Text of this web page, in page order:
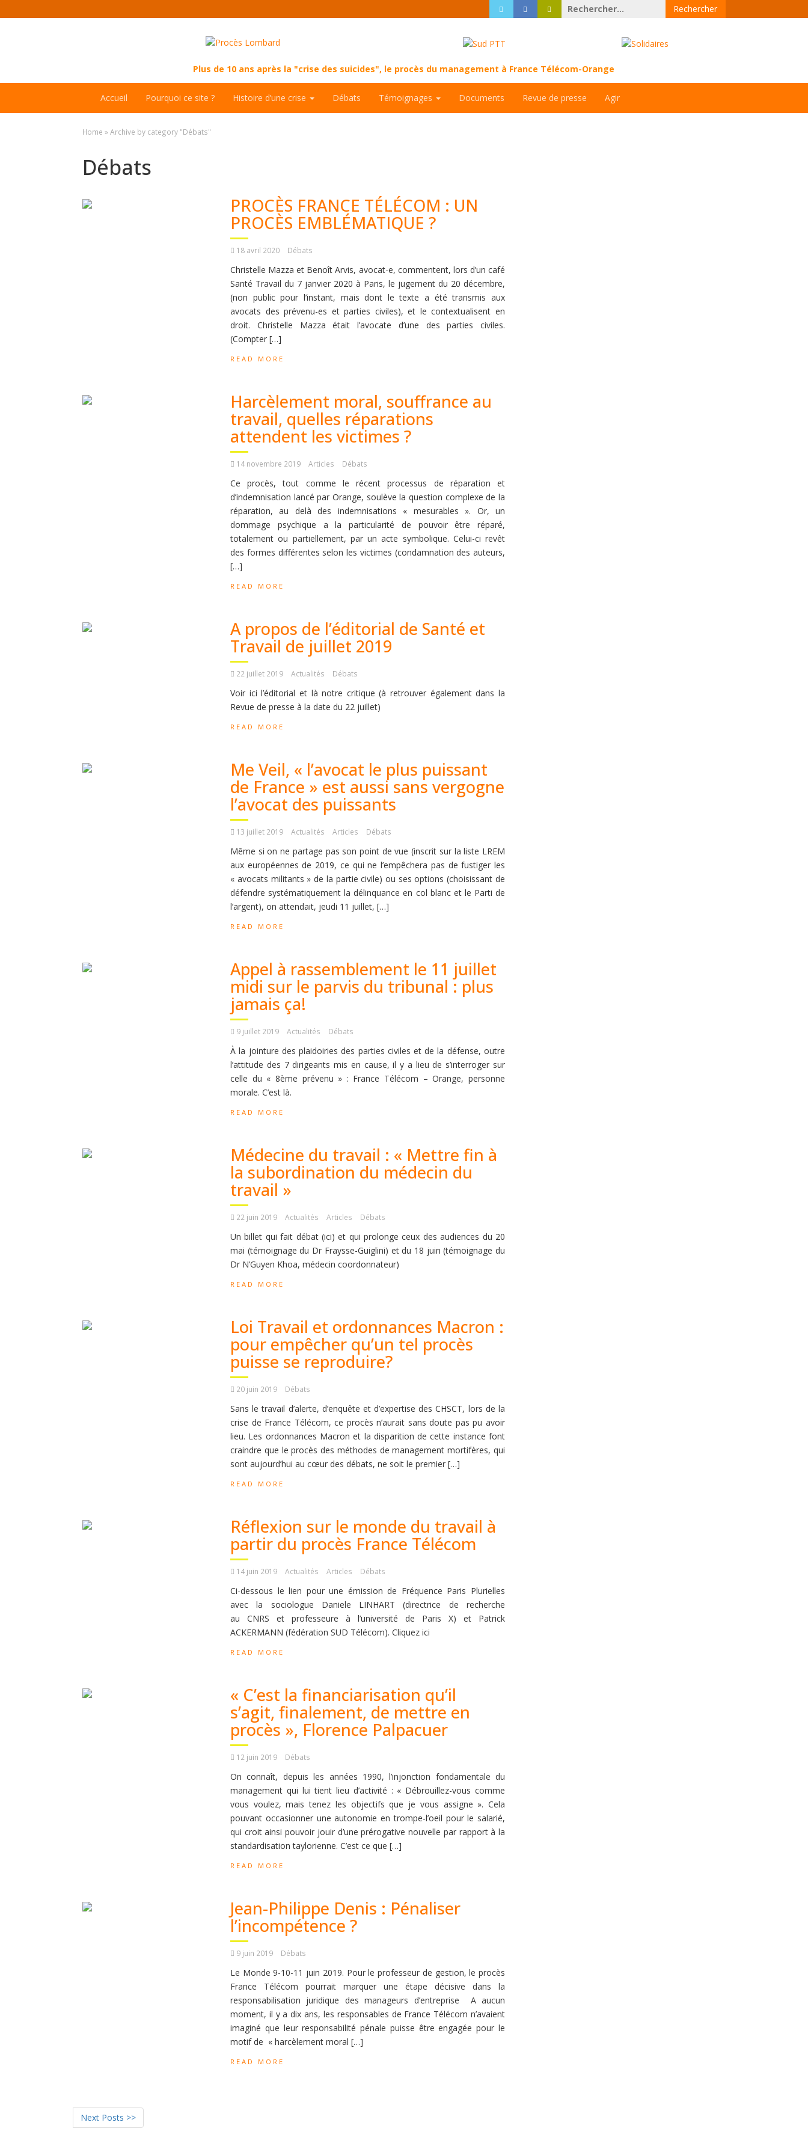
Rechercher :
Plus de 10 ans après la "crise des suicides", le procès du management à France Télécom-Orange
Accueil Pourquoi ce site ? Histoire d’une crise Débats Témoignages Documents Revue de presse Agir
Home »Archive by category "Débats"
Débats
PROCÈS FRANCE TÉLÉCOM : UN
PROCÈS EMBLÉMATIQUE ?
18 avril 2020 Débats
Christelle Mazza et Benoît Arvis, avocat-e, commentent, lors d’un café
Santé Travail du 7 janvier 2020 à Paris, le jugement du 20 décembre,
(non public pour l’instant, mais dont le texte a été transmis aux
avocats des prévenu-es et parties civiles), et le contextualisent en
droit. Christelle Mazza était l’avocate d’une des parties civiles.
(Compter […]
READ MORE
Harcèlement moral, souffrance au
travail, quelles réparations
attendent les victimes ?
14 novembre 2019 Articles Débats
Ce procès, tout comme le récent processus de réparation et
d’indemnisation lancé par Orange, soulève la question complexe de la
réparation, au delà des indemnisations « mesurables ». Or, un
dommage psychique a la particularité de pouvoir être réparé,
totalement ou partiellement, par un acte symbolique. Celui-ci revêt
des formes différentes selon les victimes (condamnation des auteurs,
[…]
READ MORE
A propos de l’éditorial de Santé et
Travail de juillet 2019
22 juillet 2019 Actualités Débats
Voir ici l’éditorial et là notre critique (à retrouver également dans la
Revue de presse à la date du 22 juillet)
READ MORE
Me Veil, « l’avocat le plus puissant
de France » est aussi sans vergogne
l’avocat des puissants
13 juillet 2019 Actualités Articles Débats
Même si on ne partage pas son point de vue (inscrit sur la liste LREM
aux européennes de 2019, ce qui ne l’empêchera pas de fustiger les
« avocats militants » de la partie civile) ou ses options (choisissant de
défendre systématiquement la délinquance en col blanc et le Parti de
l’argent), on attendait, jeudi 11 juillet, […]
READ MORE
Appel à rassemblement le 11 juillet
midi sur le parvis du tribunal : plus
jamais ça!
9 juillet 2019 Actualités Débats
À la jointure des plaidoiries des parties civiles et de la défense, outre
l’attitude des 7 dirigeants mis en cause, il y a lieu de s’interroger sur
celle du « 8ème prévenu » : France Télécom – Orange, personne
morale. C’est là.
READ MORE
Médecine du travail : « Mettre fin à
la subordination du médecin du
travail »
22 juin 2019 Actualités Articles Débats
Un billet qui fait débat (ici) et qui prolonge ceux des audiences du 20
mai (témoignage du Dr Fraysse-Guiglini) et du 18 juin (témoignage du
Dr N’Guyen Khoa, médecin coordonnateur)
READ MORE
Loi Travail et ordonnances Macron :
pour empêcher qu’un tel procès
puisse se reproduire?
20 juin 2019 Débats
Sans le travail d’alerte, d’enquête et d’expertise des CHSCT, lors de la
crise de France Télécom, ce procès n’aurait sans doute pas pu avoir
lieu. Les ordonnances Macron et la disparition de cette instance font
craindre que le procès des méthodes de management mortifères, qui
sont aujourd’hui au cœur des débats, ne soit le premier […]
READ MORE
Réflexion sur le monde du travail à
partir du procès France Télécom
14 juin 2019 Actualités Articles Débats
Ci-dessous le lien pour une émission de Fréquence Paris Plurielles
avec la sociologue Daniele LINHART (directrice de recherche
au CNRS et professeure à l’université de Paris X) et Patrick
ACKERMANN (fédération SUD Télécom). Cliquez ici
READ MORE
« C’est la financiarisation qu’il
s’agit, finalement, de mettre en
procès », Florence Palpacuer
12 juin 2019 Débats
On connaît, depuis les années 1990, l’injonction fondamentale du
management qui lui tient lieu d’activité : « Débrouillez-vous comme
vous voulez, mais tenez les objectifs que je vous assigne ». Cela
pouvant occasionner une autonomie en trompe-l’oeil pour le salarié,
qui croit ainsi pouvoir jouir d’une prérogative nouvelle par rapport à la
standardisation taylorienne. C’est ce que […]
READ MORE
Jean-Philippe Denis : Pénaliser
l’incompétence ?
9 juin 2019 Débats
Le Monde 9-10-11 juin 2019. Pour le professeur de gestion, le procès
France Télécom pourrait marquer une étape décisive dans la
responsabilisation juridique des manageurs d’entreprise A aucun
moment, il y a dix ans, les responsables de France Télécom n’avaient
imaginé que leur responsabilité pénale puisse être engagée pour le
motif de « harcèlement moral […]
READ MORE
Next Posts >>